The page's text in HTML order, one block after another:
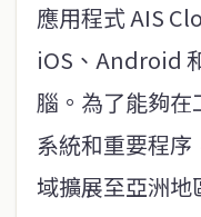
應用程式 AIS
iOS、Android
腦。為了能夠
系統和重要程
域擴展至亞洲地